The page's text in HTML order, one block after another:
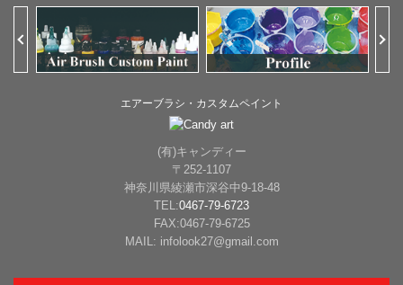
Previous
エアーブラシ・カスタムペイント
(有)キャンディー
〒252-1107
神奈川県綾瀬市深谷中9-18-48
TEL:0467-79-6723
FAX:0467-79-6725
MAIL: infolook27@gmail.com